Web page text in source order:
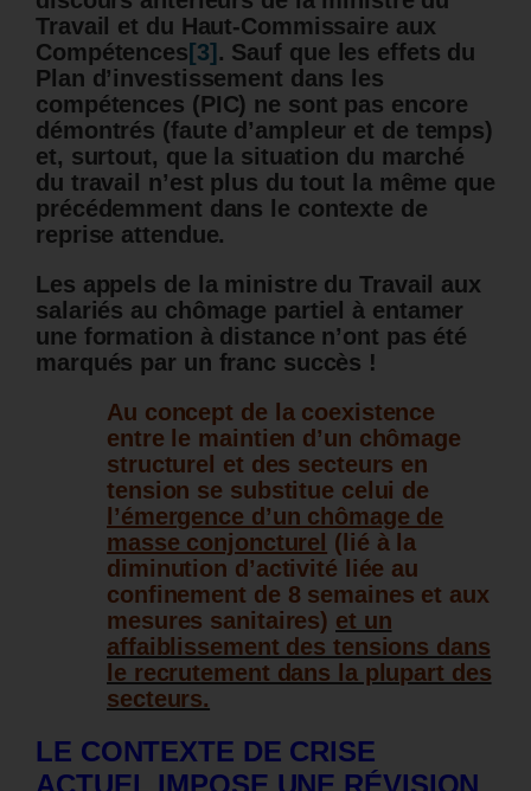
Travail et du Haut-Commissaire aux
Compétences [3] . Sauf que les effets du
Plan d’investissement dans les
compétences (PIC) ne sont pas encore
démontrés (faute d’ampleur et de temps)
et, surtout, que la situation du marché
du travail n’est plus du tout la même que
précédemment dans le contexte de
reprise attendue.
Les appels de la ministre du Travail aux
salariés au chômage partiel à entamer
une formation à distance n’ont pas été
marqués par un franc succès !
Au concept de la coexistence
entre le maintien d’un chômage
structurel et des secteurs en
tension se substitue celui de
l’émergence d’un chômage de
masse conjoncturel
(lié à la
diminution d’activité liée au
confinement de 8 semaines et aux
mesures sanitaires) et un
affaiblissement des tensions dans
le recrutement dans la plupart des
secteurs.
LE CONTEXTE DE CRISE